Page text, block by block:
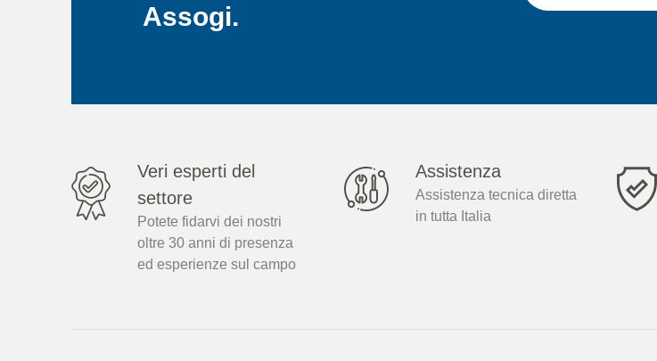
Assogi.
Veri esperti del
settore
Potete fidarvi dei nostri
oltre 30 anni di presenza
ed esperienze sul campo
Assistenza
Assistenza tecnica diretta
in tutta Italia